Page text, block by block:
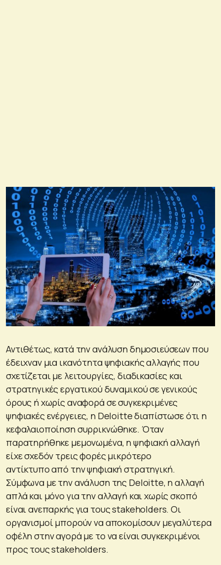
Αντιθέτως, κατά την ανάλυση δημοσιεύσεων που
έδειχναν μια ικανότητα ψηφιακής αλλαγής που
σχετίζεται με λειτουργίες, διαδικασίες και
στρατηγικές εργατικού δυναμικού σε γενικούς
όρους ή χωρίς αναφορά σε συγκεκριμένες
ψηφιακές ενέργειες, η Deloitte διαπίστωσε ότι η
κεφαλαιοποίηση συρρικνώθηκε. Όταν
παρατηρήθηκε μεμονωμένα, η ψηφιακή αλλαγή
είχε σχεδόν τρεις φορές μικρότερο
αντίκτυπο από την ψηφιακή στρατηγική.
Σύμφωνα με την ανάλυση της Deloitte, η αλλαγή
απλά και μόνο για την αλλαγή και χωρίς σκοπό
είναι ανεπαρκής για τους stakeholders. Οι
οργανισμοί μπορούν να αποκομίσουν μεγαλύτερα
οφέλη στην αγορά με το να είναι συγκεκριμένοι
προς τους stakeholders.